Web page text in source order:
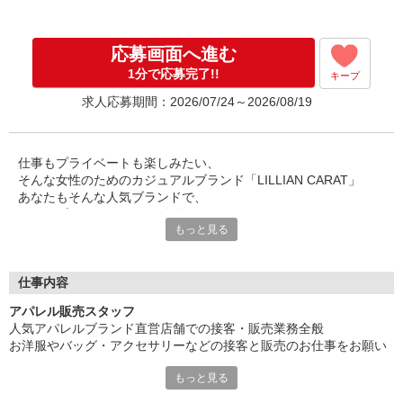
応募画面へ進む
1分で応募完了!! キープ
求人応募期間：2026/07/24～2026/08/19
仕事もプライベートも楽しみたい、
そんな女性のためのカジュアルブランド「LILLIAN CARAT」
あなたもそんな人気ブランドで、
■ショップスタッフの９割が正社員なので丁寧に教えます。
■社員割引制度を活用できるのでお得にお買い物ができる♪
■社員登用制度あり！
■学校を卒業後は新卒スタッフとして勤務することも可能！(選考
当社に入社する半数のスタッフが未経験からスタート！
もっと見る
仕事内容
アパレル販売スタッフ
人気アパレルブランド直営店舗での接客・販売業務全般
お洋服やバッグ・アクセサリーなどの接客と販売のお仕事をお願い
お会計や商品のお包みにはじまり、お客様がお探しのものを提案し
もっと見る